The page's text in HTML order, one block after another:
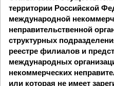
территории Российской
международной
неправительственной
структурных
реестре филиалов и
международных
некоммерческих
или которая не имеет